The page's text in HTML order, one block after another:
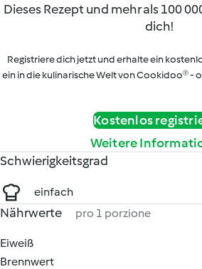
Dieses Rezept und mehr als 100
dich!
Registriere dich jetzt und erhalte ein
ein in die kulinarische Welt von Cookidoo® -
Kostenlos
Weitere
Schwierigkeitsgrad
einfach
Nährwerte pro 1 porzione
Eiweiß
Brennwert